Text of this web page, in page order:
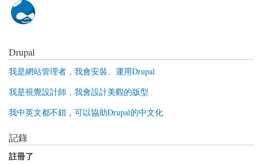
Drupal
我是網站管理者，我會安裝、運用Drupal
我是視覺設計師，我會設計美觀的版型
我中英文都不錯，可以協助Drupal的中文化
記錄
註冊了